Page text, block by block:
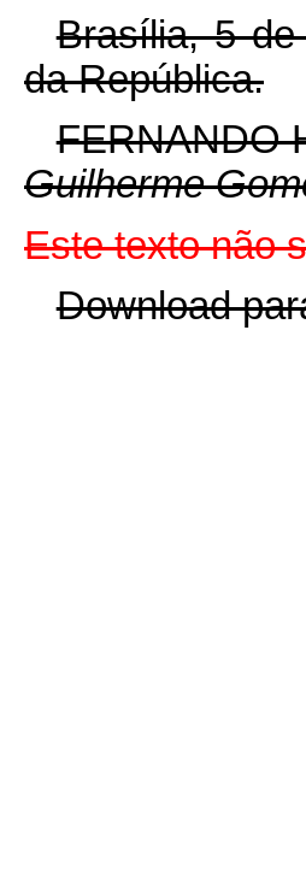
Brasília, 5
da República.
FERNANDO
Guilherme
Este texto não
Download